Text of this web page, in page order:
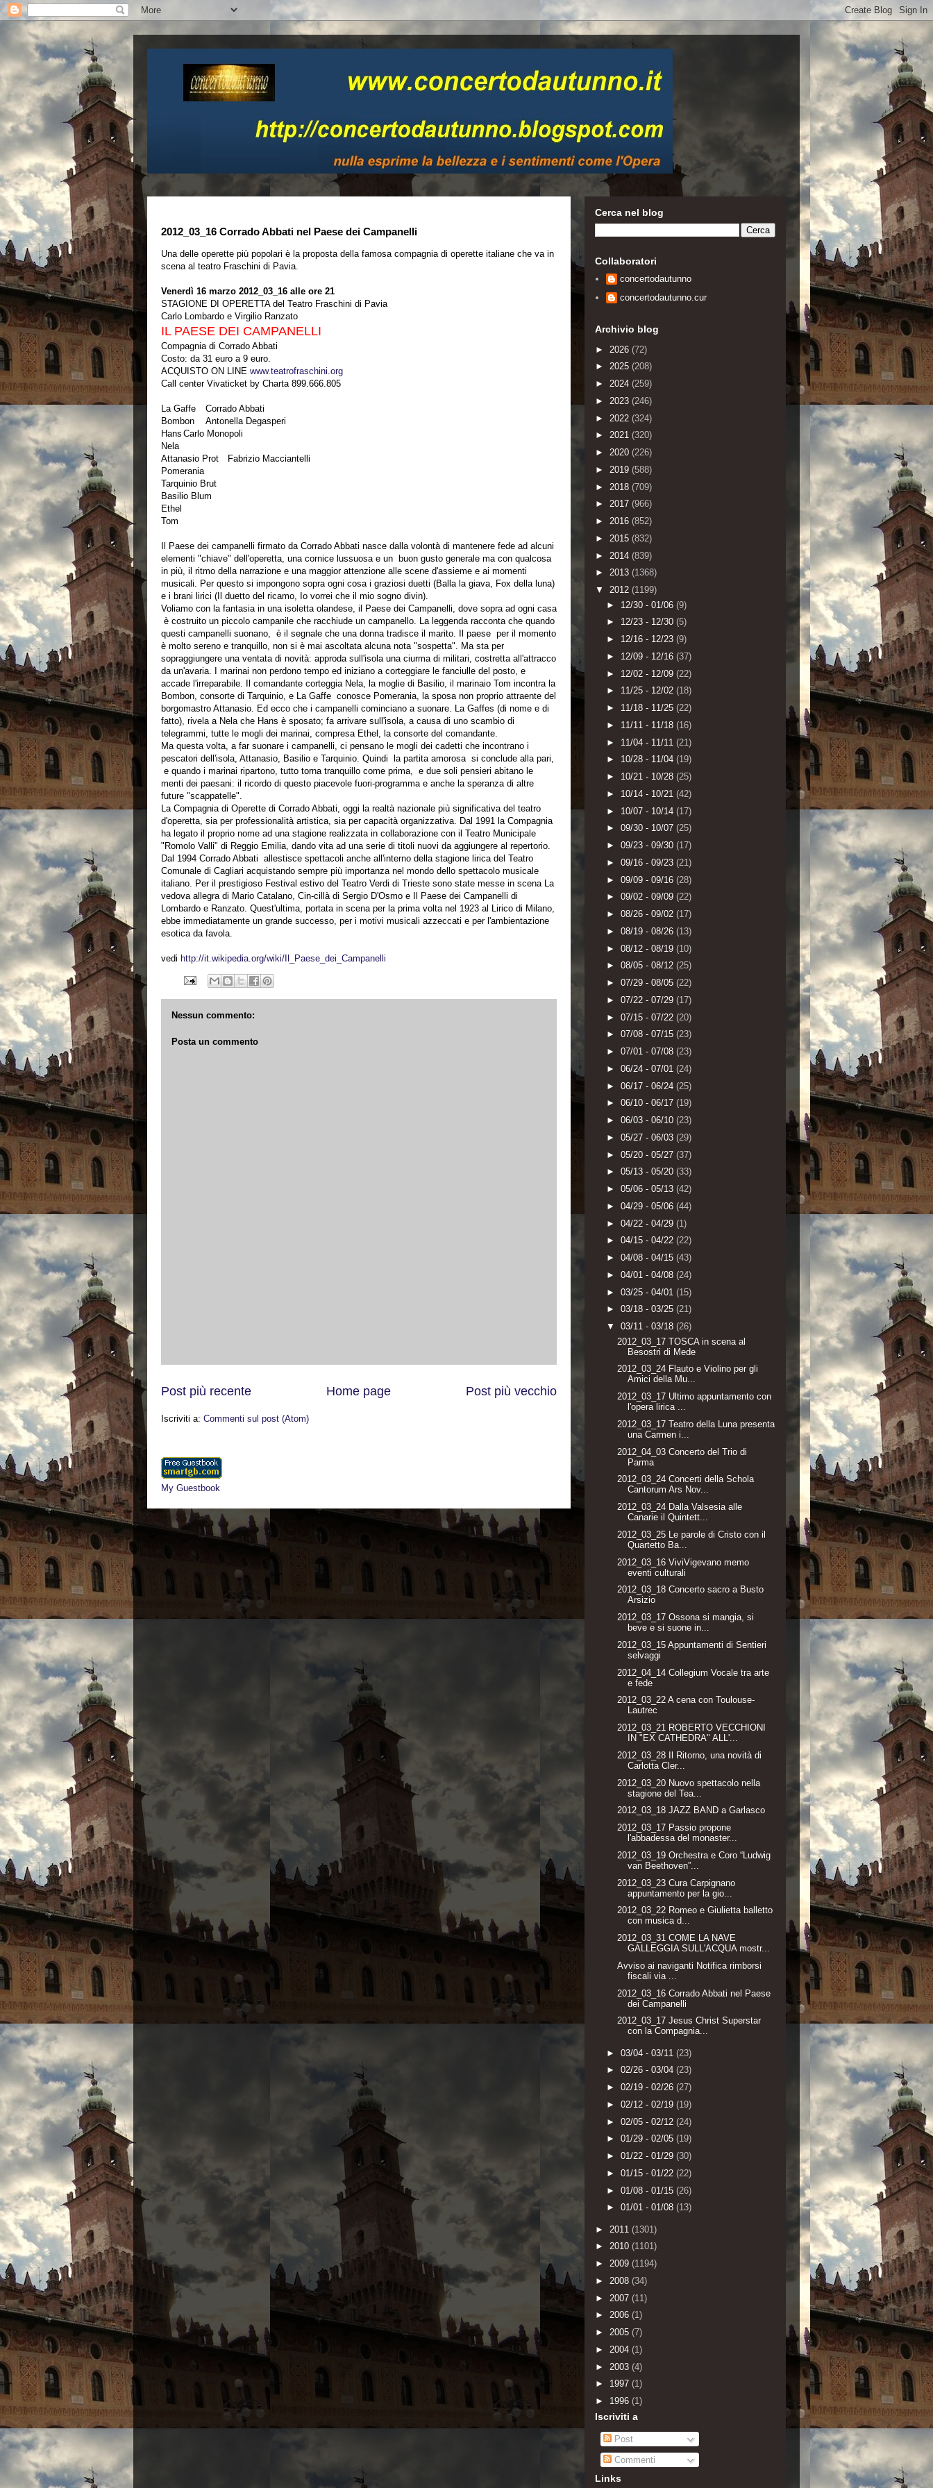
2012_03_16 Corrado Abbati nel Paese dei Campanelli
Una delle operette più popolari è la proposta della famosa compagnia di operette italiane che va in
scena al teatro Fraschini di Pavia.
Venerdì 16 marzo 2012_03_16 alle ore 21
STAGIONE DI OPERETTA del Teatro Fraschini di Pavia
Carlo Lombardo e Virgilio Ranzato
IL PAESE DEI CAMPANELLI
Compagnia di Corrado Abbati
Costo: da 31 euro a 9 euro.
ACQUISTO ON LINE www.teatrofraschini.org
Call center Vivaticket by Charta 899.666.805
La Gaffe
Corrado Abbati
Bombon
Antonella Degasperi
Hans Carlo Monopoli
Nela
Attanasio Prot
Fabrizio Macciantelli
Pomerania
Tarquinio Brut
Basilio Blum
Ethel
Tom
Il Paese dei campanelli firmato da Corrado Abbati nasce dalla volontà di mantenere fede ad alcuni
elementi "chiave" dell'operetta, una cornice lussuosa e un buon gusto generale ma con qualcosa
in più, il ritmo della narrazione e una maggior attenzione alle scene d'assieme e ai momenti
musicali. Per questo si impongono sopra ogni cosa i graziosi duetti (Balla la giava, Fox della luna)
e i brani lirici (Il duetto del ricamo, Io vorrei che il mio sogno divin).
Voliamo con la fantasia in una isoletta olandese, il Paese dei Campanelli, dove sopra ad ogni casa
è costruito un piccolo campanile che racchiude un campanello. La leggenda racconta che quando
questi campanelli suonano, è il segnale che una donna tradisce il marito. Il paese per il momento
è molto sereno e tranquillo, non si è mai ascoltata alcuna nota "sospetta". Ma sta per
sopraggiungere una ventata di novità: approda sull'isola una ciurma di militari, costretta all'attracco
da un'avaria. I marinai non perdono tempo ed iniziano a corteggiare le fanciulle del posto, e
accade l'irreparabile. Il comandante corteggia Nela, la moglie di Basilio, il marinaio Tom incontra la
Bombon, consorte di Tarquinio, e La Gaffe conosce Pomerania, la sposa non proprio attraente del
borgomastro Attanasio. Ed ecco che i campanelli cominciano a suonare. La Gaffes (di nome e di
fatto), rivela a Nela che Hans è sposato; fa arrivare sull'isola, a causa di uno scambio di
telegrammi, tutte le mogli dei marinai, compresa Ethel, la consorte del comandante.
Ma questa volta, a far suonare i campanelli, ci pensano le mogli dei cadetti che incontrano i
pescatori dell'isola, Attanasio, Basilio e Tarquinio. Quindi la partita amorosa si conclude alla pari,
e quando i marinai ripartono, tutto torna tranquillo come prima, e due soli pensieri abitano le
menti dei paesani: il ricordo di questo piacevole fuori-programma e anche la speranza di altre
future "scappatelle".
La Compagnia di Operette di Corrado Abbati, oggi la realtà nazionale più significativa del teatro
d'operetta, sia per professionalità artistica, sia per capacità organizzativa. Dal 1991 la Compagnia
ha legato il proprio nome ad una stagione realizzata in collaborazione con il Teatro Municipale
"Romolo Valli" di Reggio Emilia, dando vita ad una serie di titoli nuovi da aggiungere al repertorio.
Dal 1994 Corrado Abbati allestisce spettacoli anche all'interno della stagione lirica del Teatro
Comunale di Cagliari acquistando sempre più importanza nel mondo dello spettacolo musicale
italiano. Per il prestigioso Festival estivo del Teatro Verdi di Trieste sono state messe in scena La
vedova allegra di Mario Catalano, Cin-cillà di Sergio D'Osmo e Il Paese dei Campanelli di
Lombardo e Ranzato. Quest'ultima, portata in scena per la prima volta nel 1923 al Lirico di Milano,
ebbe immediatamente un grande successo, per i motivi musicali azzeccati e per l'ambientazione
esotica da favola.
vedi http://it.wikipedia.org/wiki/Il_Paese_dei_Campanelli
Nessun commento:
Posta un commento
Post più recente Post più vecchio
Home page
Iscriviti a: Commenti sul post (Atom)
My Guestbook
Cerca nel blog
Collaboratori
concertodautunno
concertodautunno.cur
Archivio blog
► 2026 (72)
► 2025 (208)
► 2024 (259)
► 2023 (246)
► 2022 (324)
► 2021 (320)
► 2020 (226)
► 2019 (588)
► 2018 (709)
► 2017 (966)
► 2016 (852)
► 2015 (832)
► 2014 (839)
► 2013 (1368)
▼ 2012 (1199)
► 12/30 - 01/06 (9)
► 12/23 - 12/30 (5)
► 12/16 - 12/23 (9)
► 12/09 - 12/16 (37)
► 12/02 - 12/09 (22)
► 11/25 - 12/02 (18)
► 11/18 - 11/25 (22)
► 11/11 - 11/18 (16)
► 11/04 - 11/11 (21)
► 10/28 - 11/04 (19)
► 10/21 - 10/28 (25)
► 10/14 - 10/21 (42)
► 10/07 - 10/14 (17)
► 09/30 - 10/07 (25)
► 09/23 - 09/30 (17)
► 09/16 - 09/23 (21)
► 09/09 - 09/16 (28)
► 09/02 - 09/09 (22)
► 08/26 - 09/02 (17)
► 08/19 - 08/26 (13)
► 08/12 - 08/19 (10)
► 08/05 - 08/12 (25)
► 07/29 - 08/05 (22)
► 07/22 - 07/29 (17)
► 07/15 - 07/22 (20)
► 07/08 - 07/15 (23)
► 07/01 - 07/08 (23)
► 06/24 - 07/01 (24)
► 06/17 - 06/24 (25)
► 06/10 - 06/17 (19)
► 06/03 - 06/10 (23)
► 05/27 - 06/03 (29)
► 05/20 - 05/27 (37)
► 05/13 - 05/20 (33)
► 05/06 - 05/13 (42)
► 04/29 - 05/06 (44)
► 04/22 - 04/29 (1)
► 04/15 - 04/22 (22)
► 04/08 - 04/15 (43)
► 04/01 - 04/08 (24)
► 03/25 - 04/01 (15)
► 03/18 - 03/25 (21)
▼ 03/11 - 03/18 (26)
2012_03_17 TOSCA in scena al
Besostri di Mede
2012_03_24 Flauto e Violino per gli
Amici della Mu...
2012_03_17 Ultimo appuntamento con
l'opera lirica ...
2012_03_17 Teatro della Luna presenta
una Carmen i...
2012_04_03 Concerto del Trio di
Parma
2012_03_24 Concerti della Schola
Cantorum Ars Nov...
2012_03_24 Dalla Valsesia alle
Canarie il Quintett...
2012_03_25 Le parole di Cristo con il
Quartetto Ba...
2012_03_16 ViviVigevano memo
eventi culturali
2012_03_18 Concerto sacro a Busto
Arsizio
2012_03_17 Ossona si mangia, si
beve e si suone in...
2012_03_15 Appuntamenti di Sentieri
selvaggi
2012_04_14 Collegium Vocale tra arte
e fede
2012_03_22 A cena con Toulouse-
Lautrec
2012_03_21 ROBERTO VECCHIONI
IN "EX CATHEDRA" ALL'...
2012_03_28 Il Ritorno, una novità di
Carlotta Cler...
2012_03_20 Nuovo spettacolo nella
stagione del Tea...
2012_03_18 JAZZ BAND a Garlasco
2012_03_17 Passio propone
l'abbadessa del monaster...
2012_03_19 Orchestra e Coro “Ludwig
van Beethoven”...
2012_03_23 Cura Carpignano
appuntamento per la gio...
2012_03_22 Romeo e Giulietta balletto
con musica d...
2012_03_31 COME LA NAVE
GALLEGGIA SULL'ACQUA mostr...
Avviso ai naviganti Notifica rimborsi
fiscali via ...
2012_03_16 Corrado Abbati nel Paese
dei Campanelli
2012_03_17 Jesus Christ Superstar
con la Compagnia...
► 03/04 - 03/11 (23)
► 02/26 - 03/04 (23)
► 02/19 - 02/26 (27)
► 02/12 - 02/19 (19)
► 02/05 - 02/12 (24)
► 01/29 - 02/05 (19)
► 01/22 - 01/29 (30)
► 01/15 - 01/22 (22)
► 01/08 - 01/15 (26)
► 01/01 - 01/08 (13)
► 2011 (1301)
► 2010 (1101)
► 2009 (1194)
► 2008 (34)
► 2007 (11)
► 2006 (1)
► 2005 (7)
► 2004 (1)
► 2003 (4)
► 1997 (1)
► 1996 (1)
Iscriviti a
Post
Commenti
Links